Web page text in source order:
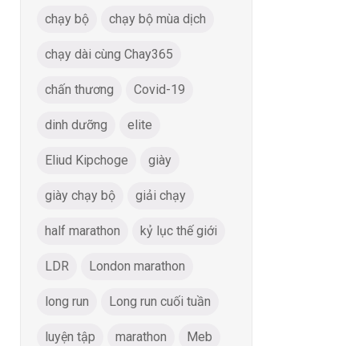
chạy bộ chạy bộ mùa dịch
chạy dài cùng Chay365
chấn thương Covid-19
dinh dưỡng elite
Eliud Kipchoge giày
giày chạy bộ giải chạy
half marathon kỷ lục thế giới
LDR London marathon
long run Long run cuối tuần
luyện tập marathon Meb